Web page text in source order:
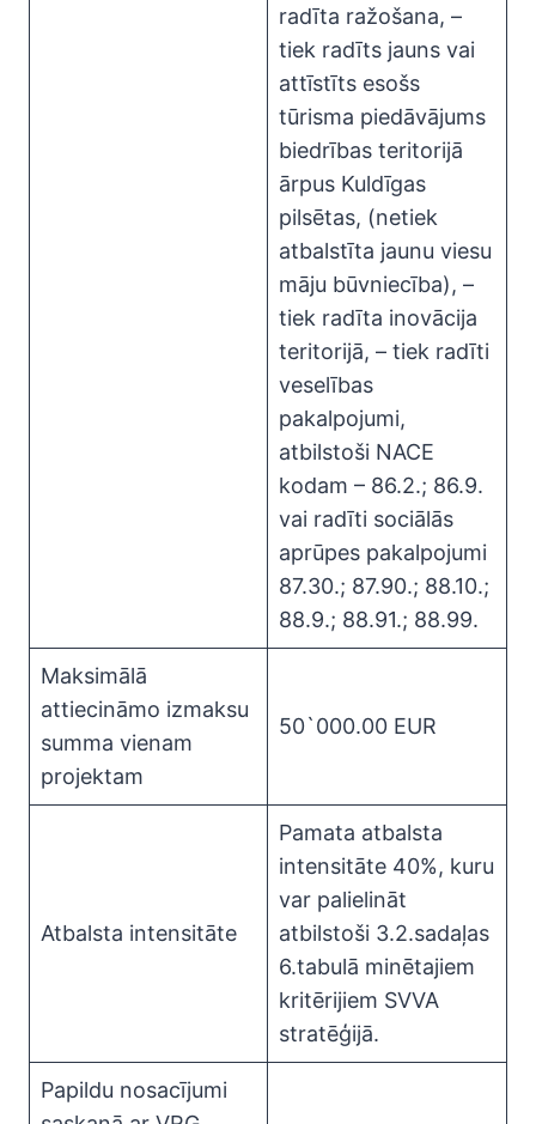
radīta ražošana, –
tiek radīts jauns vai
attīstīts esošs
tūrisma piedāvājums
biedrības teritorijā
ārpus Kuldīgas
pilsētas, (netiek
atbalstīta jaunu viesu
māju būvniecība), –
tiek radīta inovācija
teritorijā, – tiek radīti
veselības
pakalpojumi,
atbilstoši NACE
kodam – 86.2.; 86.9.
vai radīti sociālās
aprūpes pakalpojumi
87.30.; 87.90.; 88.10.;
88.9.; 88.91.; 88.99.
Maksimālā
attiecināmo izmaksu
summa vienam
projektam
50`000.00 EUR
Atbalsta intensitāte
Pamata atbalsta
intensitāte 40%, kuru
var palielināt
atbilstoši 3.2.sadaļas
6.tabulā minētajiem
kritērijiem SVVA
stratēģijā.
Papildu nosacījumi